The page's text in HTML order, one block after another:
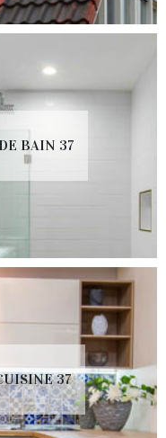
BAIN 37
37